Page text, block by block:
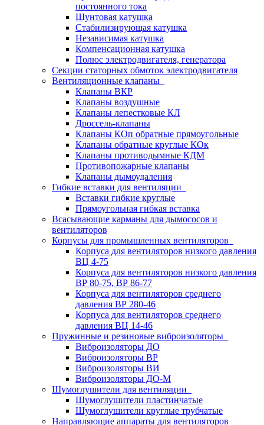
постоянного тока
Шунтовая катушка
Стабилизирующая катушка
Независимая катушка
Компенсационная катушка
Полюс электродвигателя, генератора
Секции статорных обмоток электродвигателя
Вентиляционные клапаны
Клапаны ВКР
Клапаны воздушные
Клапаны лепестковые КЛ
Дроссель-клапаны
Клапаны КОп обратные прямоугольные
Клапаны обратные круглые КОк
Клапаны противодымные КДМ
Противопожарные клапаны
Клапаны дымоудаления
Гибкие вставки для вентиляции
Вставки гибкие круглые
Прямоугольная гибкая вставка
Всасывающие карманы для дымососов и
вентиляторов
Корпусы для промышленных вентиляторов
Корпуса для вентиляторов низкого давления
ВЦ 4-75
Корпуса для вентиляторов низкого давления
ВР 80-75, ВР 86-77
Корпуса для вентиляторов среднего
давления ВР 280-46
Корпуса для вентиляторов среднего
давления ВЦ 14-46
Пружинные и резиновые виброизоляторы
Виброизоляторы ДО
Виброизоляторы ВР
Виброизоляторы ВИ
Виброизоляторы ДО-М
Шумоглушители для вентиляции
Шумоглушители пластинчатые
Шумоглушители круглые трубчатые
Направляющие аппараты для вентиляторов